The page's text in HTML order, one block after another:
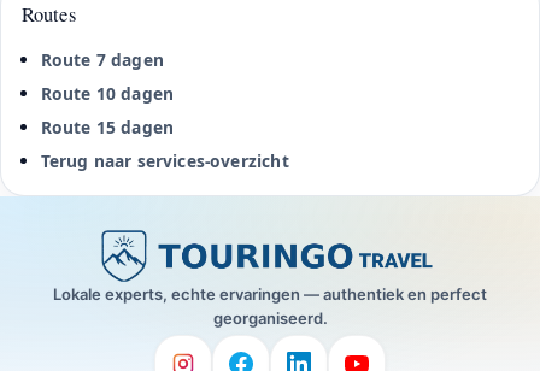
Routes
Route 7 dagen
Route 10 dagen
Route 15 dagen
Terug naar services-overzicht
Lokale experts, echte ervaringen — authentiek en perfect
georganiseerd.